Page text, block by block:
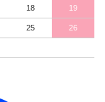
18 19
25 26